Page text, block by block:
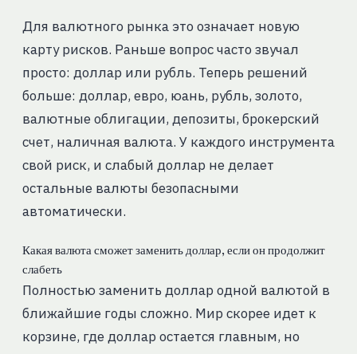
Для валютного рынка это означает новую
карту рисков. Раньше вопрос часто звучал
просто: доллар или рубль. Теперь решений
больше: доллар, евро, юань, рубль, золото,
валютные облигации, депозиты, брокерский
счет, наличная валюта. У каждого инструмента
свой риск, и слабый доллар не делает
остальные валюты безопасными
автоматически.
Какая валюта сможет заменить доллар, если он продолжит
слабеть
Полностью заменить доллар одной валютой в
ближайшие годы сложно. Мир скорее идет к
корзине, где доллар остается главным, но